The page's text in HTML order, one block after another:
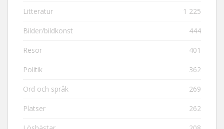
Litteratur 1 225
Bilder/bildkonst 444
Resor 401
Politik 362
Ord och språk 269
Platser 262